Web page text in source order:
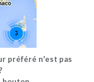
préféré n'est pas